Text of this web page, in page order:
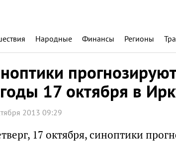
Народные Финансы Регионы
17 октября в
2013 09:29
17 октября, синоптики